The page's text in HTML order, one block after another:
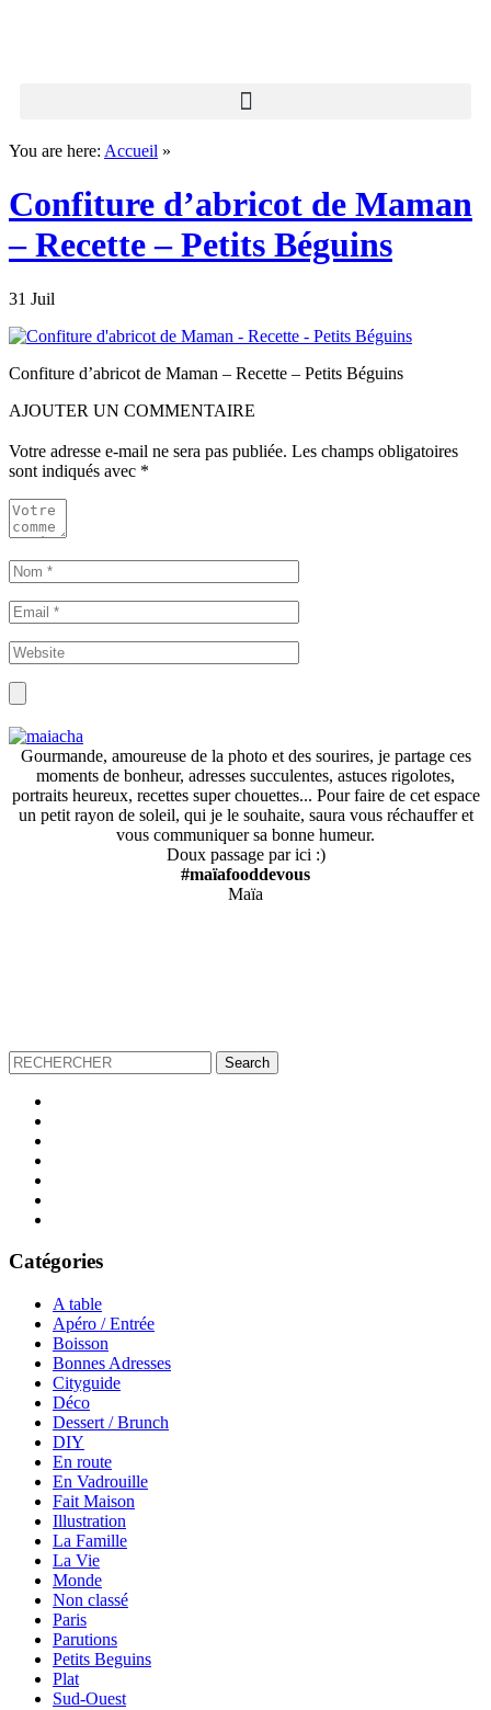
You are here: Accueil »
Confiture d’abricot de Maman
– Recette – Petits Béguins
31 Juil
Confiture d’abricot de Maman – Recette – Petits Béguins
AJOUTER UN COMMENTAIRE
Votre adresse e-mail ne sera pas publiée. Les champs obligatoires
sont indiqués avec *
Gourmande, amoureuse de la photo et des sourires, je partage ces
moments de bonheur, adresses succulentes, astuces rigolotes,
portraits heureux, recettes super chouettes... Pour faire de cet espace
un petit rayon de soleil, qui je le souhaite, saura vous réchauffer et
vous communiquer sa bonne humeur.
Doux passage par ici :)
#maïafooddevous
Maïa
Catégories
A table
Apéro / Entrée
Boisson
Bonnes Adresses
Cityguide
Déco
Dessert / Brunch
DIY
En route
En Vadrouille
Fait Maison
Illustration
La Famille
La Vie
Monde
Non classé
Paris
Parutions
Petits Beguins
Plat
Sud-Ouest